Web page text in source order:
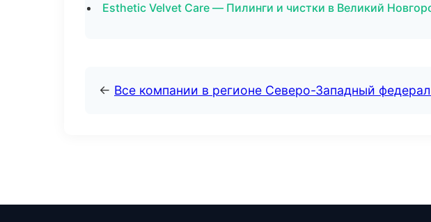
Esthetic Velvet Care — Пилинги и чистки в Великий
← Все компании в регионе Северо-Западный